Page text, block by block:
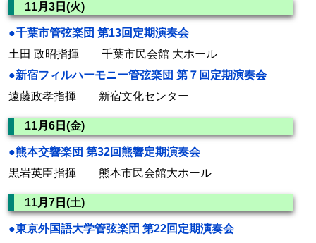
11月3日(火)
●千葉市管弦楽団 第13回定期演奏会
土田 政昭指揮 千葉市民会館 大ホール
●新宿フィルハーモニー管弦楽団 第７回定期演奏会
遠藤政孝指揮 新宿文化センター
11月6日(金)
●熊本交響楽団 第32回熊響定期演奏会
黒岩英臣指揮 熊本市民会館大ホール
11月7日(土)
●東京外国語大学管弦楽団 第22回定期演奏会